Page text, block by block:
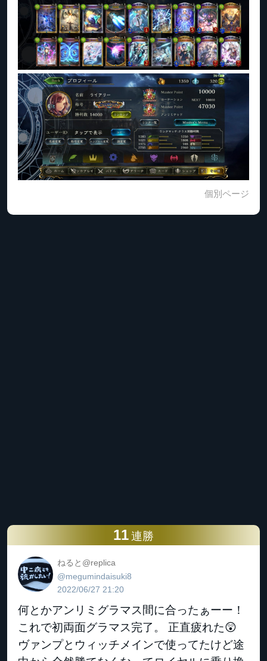
個別ページ
11 連勝
ねると@replica
@megumindaisuki8
2022/06/27 21:20
何とかアンリミグラマス間に合ったぁーー！
これで初両面グラマス完了。 正直疲れた😲
ヴァンプとウィッチメインで使ってたけど途